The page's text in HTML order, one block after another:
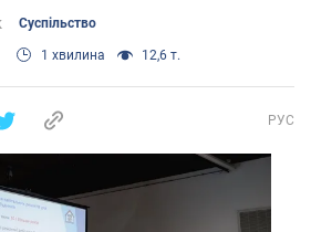
Суспільство
1 хвилина 12,6 т.
РУС